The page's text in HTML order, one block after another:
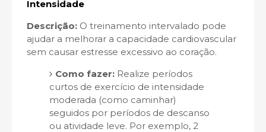
Intensidade
Descrição: O treinamento intervalado pode
ajudar a melhorar a capacidade cardiovascular
sem causar estresse excessivo ao coração.
Como fazer:Realize períodos
curtos de exercício de intensidade
moderada (como caminhar)
seguidos por períodos de descanso
ou atividade leve. Por exemplo, 2